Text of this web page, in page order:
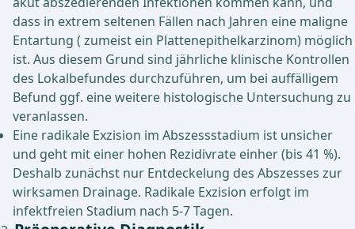
dass in extrem seltenen Fällen nach Jahren eine maligne
Entartung ( zumeist ein Plattenepithelkarzinom) möglich
ist. Aus diesem Grund sind jährliche klinische Kontrollen
des Lokalbefundes durchzuführen, um bei auffälligem
Befund ggf. eine weitere histologische Untersuchung zu
veranlassen.
Eine radikale Exzision im Abszessstadium ist unsicher
und geht mit einer hohen Rezidivrate einher (bis 41 %).
Deshalb zunächst nur Entdeckelung des Abszesses zur
wirksamen Drainage. Radikale Exzision erfolgt im
infektfreien Stadium nach 5-7 Tagen.